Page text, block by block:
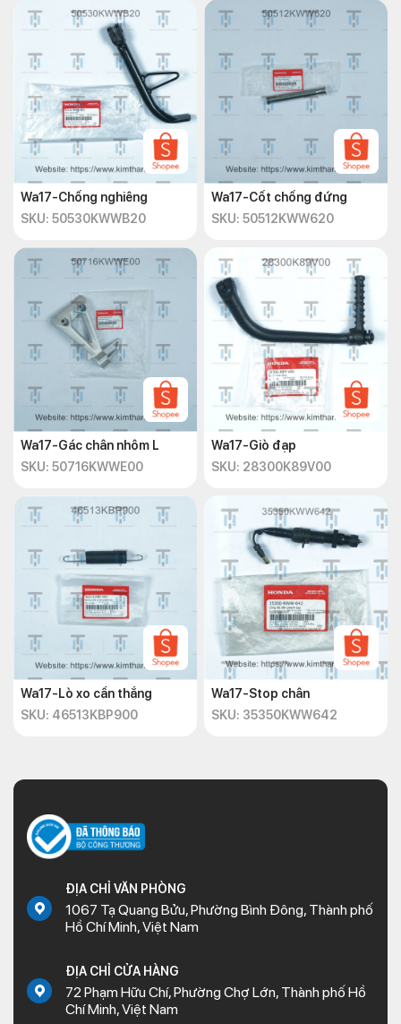
Wa17-Chống nghiêng
SKU: 50530KWWB20
Wa17-Cốt chống đứng
SKU: 50512KWW620
Wa17-Gác chân nhôm L
SKU: 50716KWWE00
Wa17-Giò đạp
SKU: 28300K89V00
Wa17-Lò xo cần thắng
SKU: 46513KBP900
Wa17-Stop chân
SKU: 35350KWW642
ĐỊA CHỈ VĂN PHÒNG
1067 Tạ Quang Bửu, Phường Bình Đông, Thành phố
Hồ Chí Minh, Việt Nam
ĐỊA CHỈ CỬA HÀNG
72 Phạm Hữu Chí, Phường Chợ Lớn, Thành phố Hồ
Chí Minh, Việt Nam